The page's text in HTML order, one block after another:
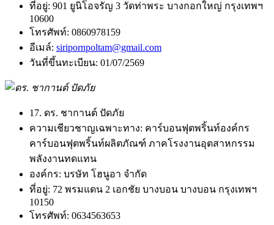
ที่อยู่: 901 ยูนิโอจรัญ 3 วัดท่าพระ บางกอกใหญ่ กรุงเทพฯ
10600
โทรศัพท์: 0860978159
อีเมล์: siripornpoltam@gmail.com
วันที่ขึ้นทะเบียน: 01/07/2569
17. ดร. ชากานต์ ปัดภัย
ความเชียวชาญเฉพาะทาง: คาร์บอนฟุตพริ้นท์องค์กร
คาร์บอนฟุตพริ้นท์ผลิตภัณฑ์ ภาคโรงงานอุตสาหกรรม
พลังงานทดแทน
องค์กร: บรษัท โฮนูอา จำกัด
ที่อยู่: 72 พรมแดน 2 เอกชัย บางบอน บางบอน กรุงเทพฯ
10150
โทรศัพท์: 0634563653